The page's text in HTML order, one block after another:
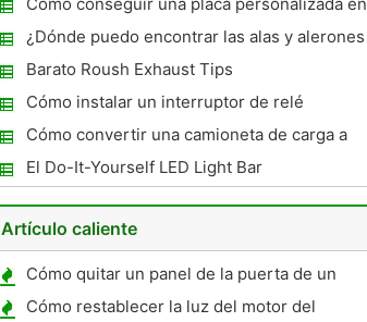
Minnesota
¿Dónde puedo encontrar las alas y alerones
de un coche?
Barato Roush Exhaust Tips
Cómo instalar un interruptor de relé
Automotive
Cómo convertir una camioneta de carga a
un Hippie Van
El Do-It-Yourself LED Light Bar
Artículo caliente
Cómo quitar un panel de la puerta de un
Buick LeSabre
Cómo restablecer la luz del motor del